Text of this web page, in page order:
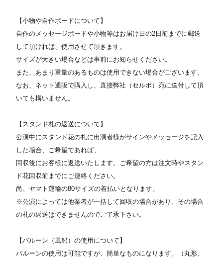
【小物や自作ボードについて】
自作のメッセージボードや小物等はお届け日の2日前までに郵送
して頂ければ、使用させて頂きます。
サイズが大きい場合などは事前にお知らせください。
また、あまり重量のあるものは使用できない場合がございます。
なお、ネット通販で購入し、直接弊社（セルボ）宛に送付して頂
いても構いません。
【スタンド札の返送について】
公演中にスタンド花の札に出演者様がサインやメッセージを記入
した場合、ご希望であれば、
回収後にお客様に返送いたします。ご希望の方は注文時やスタン
ド花回収前までにご連絡ください。
尚、ヤマト運輸の80サイズの着払いとなります。
※公演によっては他業者が一括して回収の場合があり、その場合
の札の返送はできませんのでご了承下さい。
【バルーン（風船）の使用について】
バルーンの使用は可能ですが、簡単なものになります。（丸形、